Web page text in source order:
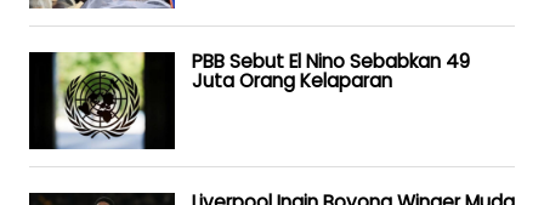
PBB Sebut El Nino Sebabkan 49
Juta Orang Kelaparan